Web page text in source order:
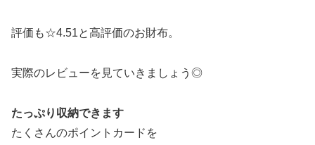
評価も☆4.51と高評価のお財布。
実際のレビューを見ていきましょう◎
たっぷり収納できます
たくさんのポイントカードを